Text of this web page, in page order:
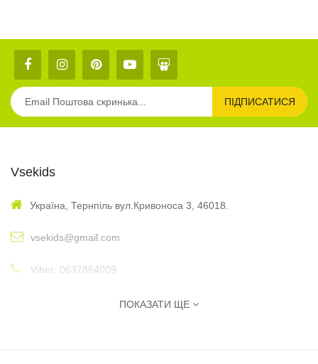
ПІДПИСАТИСЯ
Vsekids
Україна, Тернпіль вул.Кривоноса 3, 46018.
vsekids@gmail.com
Viber: 0637864009
: 10:00 - 17:00ПОКАЗАТИ ЩЕ